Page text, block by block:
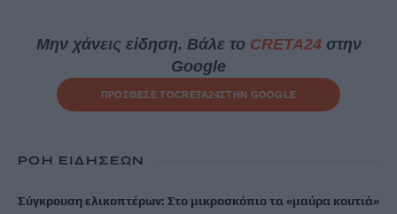
Μην χάνεις είδηση. Βάλε το CRETA24στην
Google
ΠΡΟΣΘΕΣΕ ΤΟCRETA24ΣΤΗΝ GOOGLE
ΡΟΗ ΕΙΔΗΣΕΩΝ
Σύγκρουση ελικοπτέρων: Στο μικροσκόπιο τα «μαύρα κουτιά»